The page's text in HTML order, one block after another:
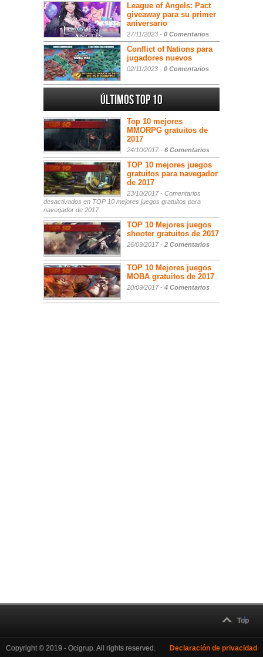
League of Angels: Pact
giveaway para su primer
aniversario
27/11/2023 - 0 Comentarios
Conflict of Nations para
jugadores nuevos
02/11/2023 - 0 Comentarios
Últimos Top 10
Top 10 mejores
MMORPG gratuitos de
2017
24/10/2017 - 6 Comentarios
TOP 10 mejores juegos
gratuitos para navegador
de 2017
23/10/2017 - Comentarios
desactivados en TOP 10 mejores juegos gratuitos para
navegador de 2017
TOP 10 Mejores juegos
shooter gratuitos de 2017
26/09/2017 - 2 Comentarios
TOP 10 Mejores juegos
MOBA gratuitos de 2017
20/09/2017 - 4 Comentarios
Top
Copyright © 2019 - Ocigrup. All rights reserved. Declaración de privacidad